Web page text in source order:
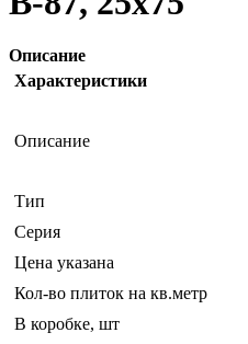
Описание
Характеристики
Описание
Тип
Серия
Цена указана
Кол-во плиток на кв.метр
В коробке, шт